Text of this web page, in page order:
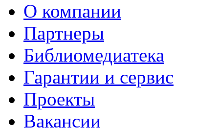
О компании
Партнеры
Библиомедиатека
Гарантии и сервис
Проекты
Вакансии